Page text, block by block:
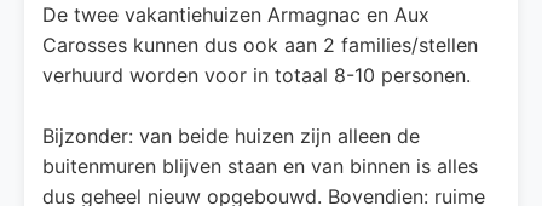
De twee vakantiehuizen Armagnac en Aux
Carosses kunnen dus ook aan 2 families/stellen
verhuurd worden voor in totaal 8-10 personen.
Bijzonder: van beide huizen zijn alleen de
buitenmuren blijven staan en van binnen is alles
dus geheel nieuw opgebouwd. Bovendien: ruime